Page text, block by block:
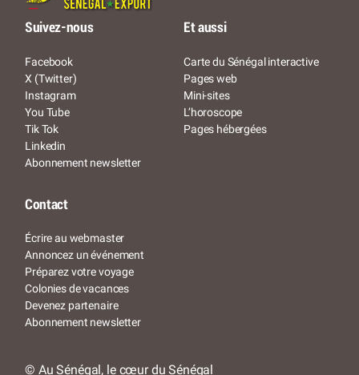
Suivez-nous
Facebook
X (Twitter)
Instagram
You Tube
Tik Tok
Linkedin
Abonnement newsletter
Et aussi
Carte du Sénégal interactive
Pages web
Mini-sites
L’horoscope
Pages hébergées
Contact
Écrire au webmaster
Annoncez un événement
Préparez votre voyage
Colonies de vacances
Devenez partenaire
Abonnement newsletter
© Au Sénégal, le cœur du Sénégal